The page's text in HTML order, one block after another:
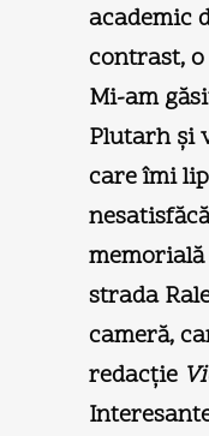
academic
contrast,
Mi-am
Plutarh şi
care îmi
strada
cameră,
redacţie